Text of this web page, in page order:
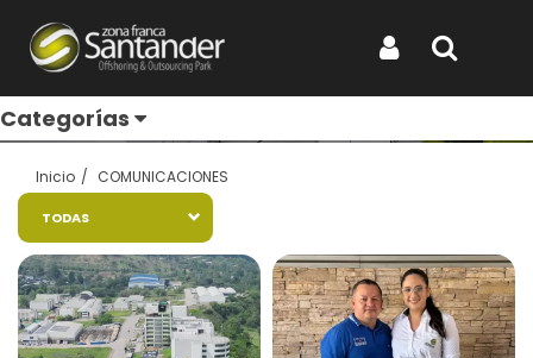
Categorías
Entérate de todo
Inicio COMUNICACIONES
TODAS